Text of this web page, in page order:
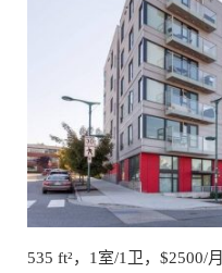
535 ft²，1室/1卫，$2500/月